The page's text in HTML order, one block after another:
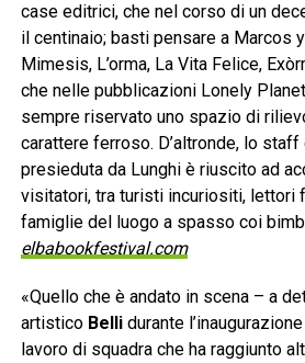
case editrici, che nel corso di un
il centinaio; basti pensare a Marcos
Mimesis, L’orma, La Vita Felice,
che nelle pubblicazioni Lonely
sempre riservato uno spazio di
carattere ferroso. D’altronde, lo
presieduta da Lunghi è riuscito ad
visitatori, tra turisti incuriositi, lettori
famiglie del luogo a spasso coi
elbabookfestival.com
«Quello che è andato in scena – a
artistico Bellidurante
lavoro di squadra che ha raggiunto